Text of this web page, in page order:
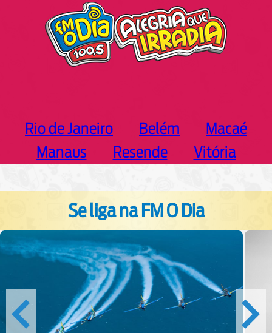
Rio de Janeiro Belém
Macaé
Manaus
Resende Vitória
Se liga na FM O Dia